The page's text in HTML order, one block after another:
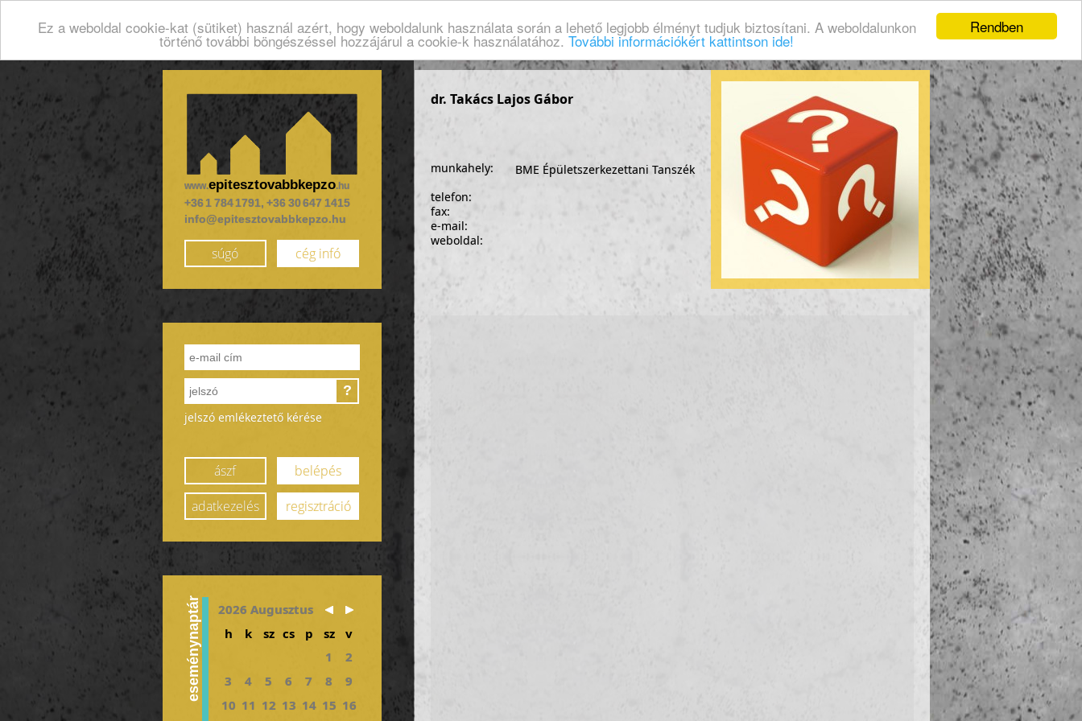
Rendben
Ez a weboldal cookie-kat (sütiket) használ azért, hogy weboldalunk használata során a lehető legjobb élményt tudjuk biztosítani. A weboldalunkon
történő további böngészéssel hozzájárul a cookie-k használatához. További információkért kattintson ide!
www.epitesztovabbkepzo.hu
+36 1 784 1791, +36 30 647 1415
info@epitesztovabbkepzo.hu
súgó cég infó
?
jelszó emlékeztető kérése
ászf
belépés
adatkezelés
regisztráció
eseménynaptár
2026 Augusztus
h
k sz cs p sz
v
1
2
3
4 5 6 7 8
9
10 11 12 13 14 15 16
dr. Takács Lajos Gábor
munkahely:
BME Épületszerkezettani Tanszék
telefon:
fax:
e-mail:
weboldal: